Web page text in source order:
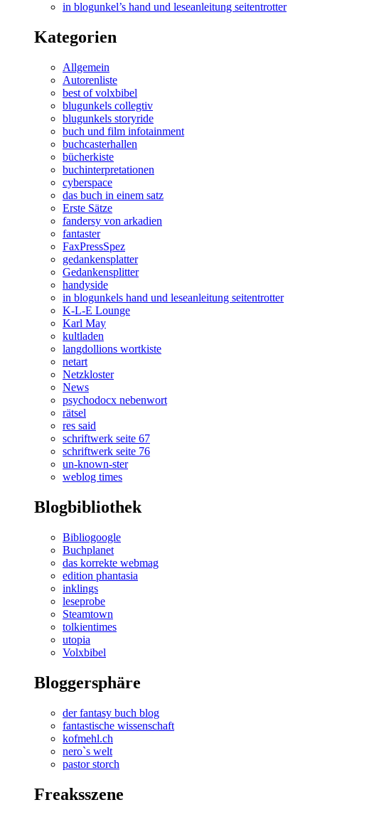
in blogunkel’s hand und leseanleitung seitentrotter
Kategorien
Allgemein
Autorenliste
best of volxbibel
blugunkels collegtiv
blugunkels storyride
buch und film infotainment
buchcasterhallen
bücherkiste
buchinterpretationen
cyberspace
das buch in einem satz
Erste Sätze
fandersy von arkadien
fantaster
FaxPressSpez
gedankensplatter
Gedankensplitter
handyside
in blogunkels hand und leseanleitung seitentrotter
K-L-E Lounge
Karl May
kultladen
langdollions wortkiste
netart
Netzkloster
News
psychodocx nebenwort
rätsel
res said
schriftwerk seite 67
schriftwerk seite 76
un-known-ster
weblog times
Blogbibliothek
Bibliogoogle
Buchplanet
das korrekte webmag
edition phantasia
inklings
leseprobe
Steamtown
tolkientimes
utopia
Volxbibel
Bloggersphäre
der fantasy buch blog
fantastische wissenschaft
kofmehl.ch
nero`s welt
pastor storch
Freaksszene